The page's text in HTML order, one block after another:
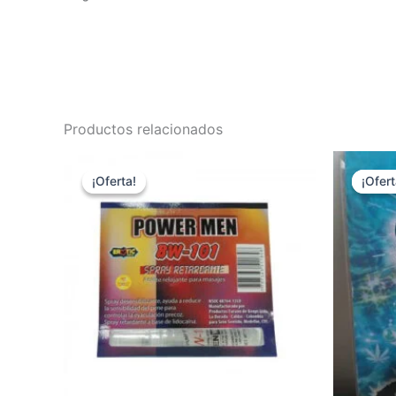
Productos relacionados
¡Oferta!
¡Oferta!